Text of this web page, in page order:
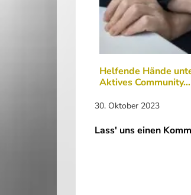
Helfende Hände
Aktives Community…
30. Oktober 2023
Lass' uns einen